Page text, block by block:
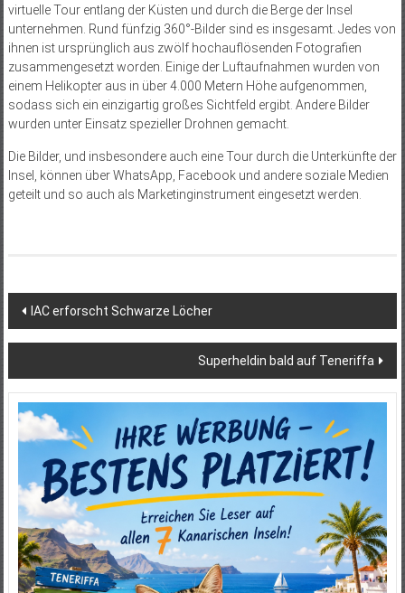
virtuelle Tour entlang der Küsten und durch die Berge der Insel
unternehmen. Rund fünfzig 360°-Bilder sind es insgesamt. Jedes von
ihnen ist ursprünglich aus zwölf hochauflösenden Fotografien
zusammengesetzt worden. Einige der Luftaufnahmen wurden von
einem Helikopter aus in über 4.000 Metern Höhe aufgenommen,
sodass sich ein einzigartig großes Sichtfeld ergibt. Andere Bilder
wurden unter Einsatz spezieller Drohnen gemacht.
Die Bilder, und insbesondere auch eine Tour durch die Unterkünfte der
Insel, können über WhatsApp, Facebook und andere soziale Medien
geteilt und so auch als Marketinginstrument eingesetzt werden.
Beitragsnavigation
IAC erforscht Schwarze Löcher
Superheldin bald auf Teneriffa